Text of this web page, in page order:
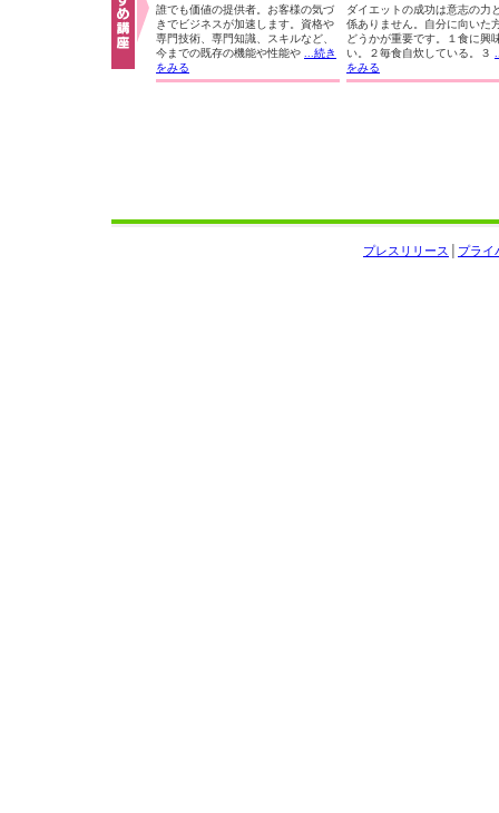
誰でも価値の提供者。お客様の気づ
きでビジネスが加速します。資格や
専門技術、専門知識、スキルなど、
今までの既存の機能や性能や
...続き
をみる
ダイエットの成功は意志の力
係ありません。自分に向いた
どうかが重要です。１食に興
い。２毎食自炊している。３
をみる
プライ
プレスリリース